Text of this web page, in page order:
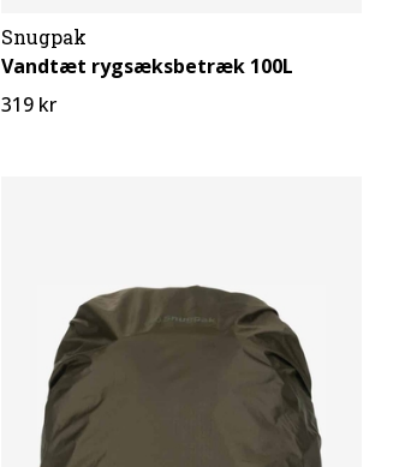
Snugpak
Vandtæt rygsæksbetræk 100L
319 kr